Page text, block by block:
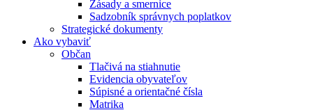
Zásady a smernice
Sadzobník správnych poplatkov
Strategické dokumenty
Ako vybaviť
Občan
Tlačivá na stiahnutie
Evidencia obyvateľov
Súpisné a orientačné čísla
Matrika